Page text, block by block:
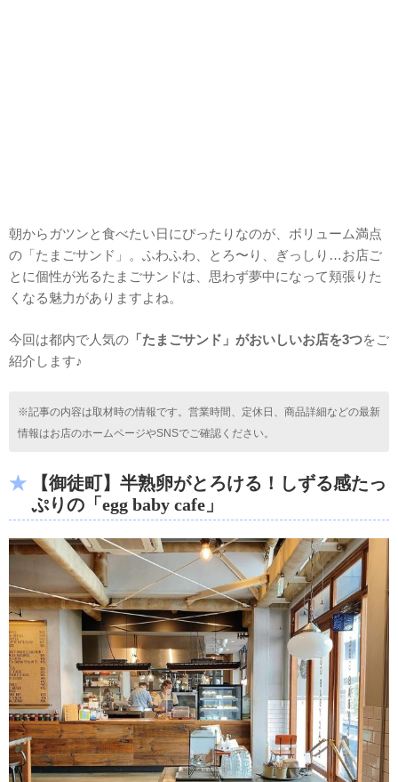
朝からガツンと食べたい日にぴったりなのが、ボリューム満点
の「たまごサンド」。ふわふわ、とろ〜り、ぎっしり…お店ご
とに個性が光るたまごサンドは、思わず夢中になって頬張りた
くなる魅力がありますよね。
今回は都内で人気の 「たまごサンド」がおいしいお店を3つをご
紹介します♪
※記事の内容は取材時の情報です。営業時間、定休日、商品詳細などの最新
情報はお店のホームページやSNSでご確認ください。
【御徒町】半熟卵がとろける！しずる感たっ
ぷりの「egg baby cafe」